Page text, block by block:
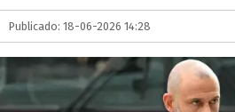
Publicado: 18-06-2026 14:28